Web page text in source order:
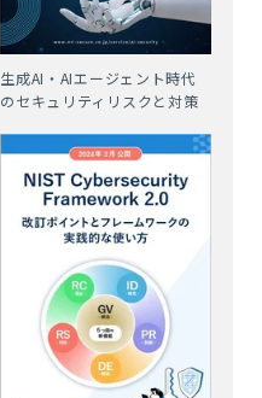
生成AI・AIエージェント時代
のセキュリティリスクと対策